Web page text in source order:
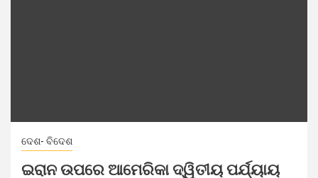
ଦେଶ- ବିଦେଶ
ଇରାନ ଉପରେ ଆମେରିକା ଦ୍ୱିତୀୟ ପର୍ଯ୍ୟାୟ